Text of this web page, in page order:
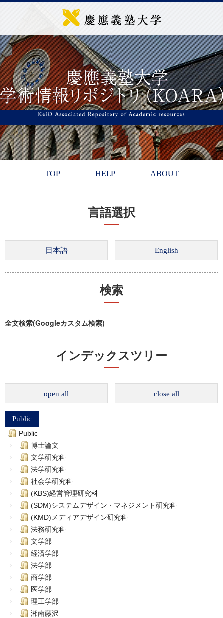
TOP HELP ABOUT
言語選択
検索
全文検索(Googleカスタム検索)
インデックスツリー
open all close all
Public
Public
博士論文
文学研究科
法学研究科
社会学研究科
(KBS)経営管理研究科
(SDM)システムデザイン・マネジメント研究科
(KMD)メディアデザイン研究科
法務研究科
文学部
経済学部
法学部
商学部
医学部
理工学部
湘南藤沢